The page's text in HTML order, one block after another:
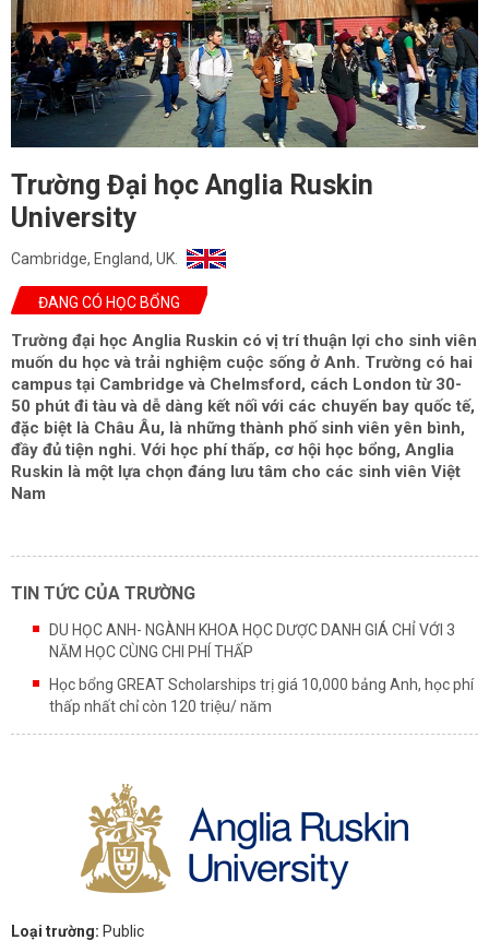
Trường Đại học Anglia Ruskin
University
Cambridge, England, UK.
ĐANG CÓ HỌC BỔNG
Trường đại học Anglia Ruskin có vị trí thuận lợi cho sinh viên
muốn du học và trải nghiệm cuộc sống ở Anh. Trường có hai
campus tại Cambridge và Chelmsford, cách London từ 30-
50 phút đi tàu và dễ dàng kết nối với các chuyến bay quốc tế,
đặc biệt là Châu Âu, là những thành phố sinh viên yên bình,
đầy đủ tiện nghi. Với học phí thấp, cơ hội học bổng, Anglia
Ruskin là một lựa chọn đáng lưu tâm cho các sinh viên Việt
Nam
TIN TỨC CỦA TRƯỜNG
DU HỌC ANH- NGÀNH KHOA HỌC DƯỢC DANH GIÁ CHỈ VỚI 3
NĂM HỌC CÙNG CHI PHÍ THẤP
Học bổng GREAT Scholarships trị giá 10,000 bảng Anh, học phí
thấp nhất chỉ còn 120 triệu/ năm
Loại trường: Public